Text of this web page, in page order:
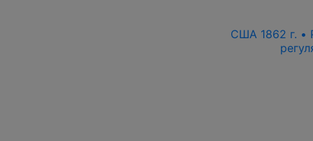
США 1862 г. •